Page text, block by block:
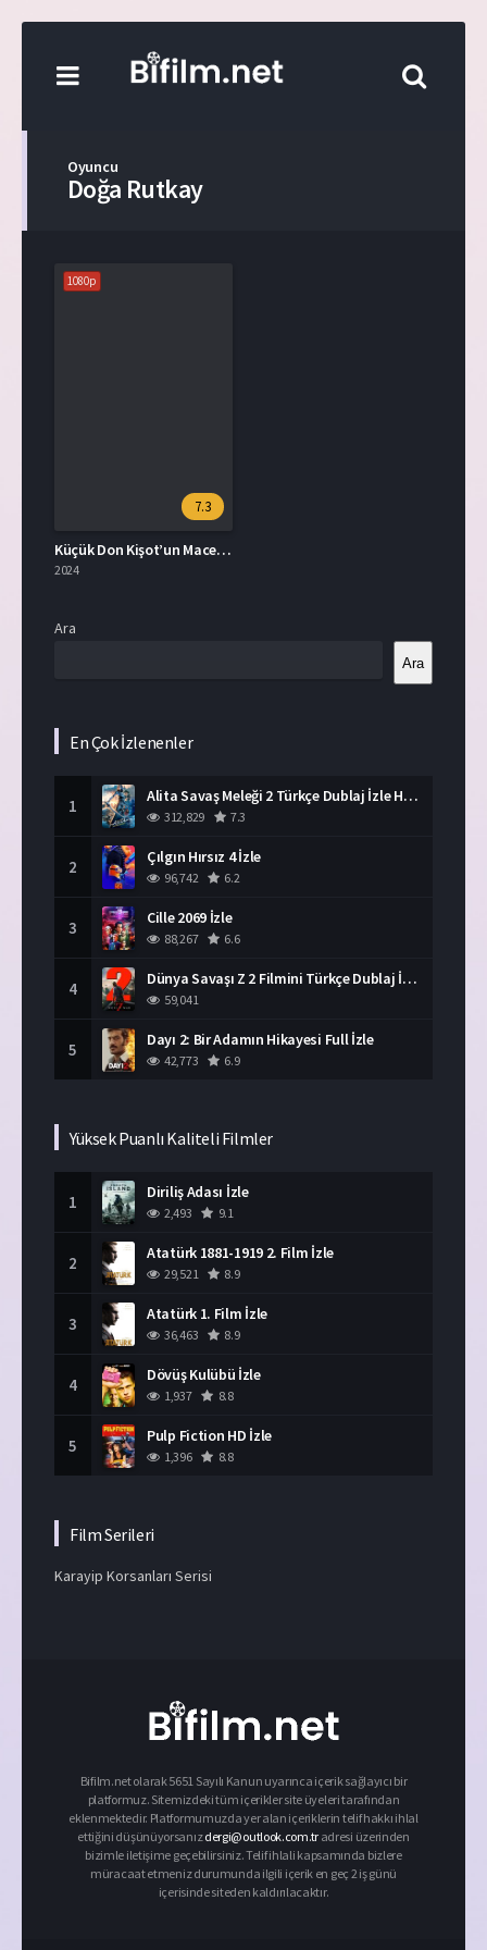
Oyuncu
Doğa Rutkay
1080p
7.3
Küçük Don Kişot’un Maceraları İzle
2024
Ara
Ara
En Çok İzlenenler
1 Alita Savaş Meleği 2 Türkçe Dublaj İzle HD Film
312,829 7.3
2 Çılgın Hırsız 4 İzle
96,742 6.2
3 Cille 2069 İzle
88,267 6.6
4 Dünya Savaşı Z 2 Filmini Türkçe Dublaj İzle
59,041
5 Dayı 2: Bir Adamın Hikayesi Full İzle
42,773 6.9
Yüksek Puanlı Kaliteli Filmler
1 Diriliş Adası İzle
2,493 9.1
2 Atatürk 1881-1919 2. Film İzle
29,521 8.9
3 Atatürk 1. Film İzle
36,463 8.9
4 Dövüş Kulübü İzle
1,937 8.8
5 Pulp Fiction HD İzle
1,396 8.8
Film Serileri
Karayip Korsanları Serisi
Bifilm.net olarak 5651 Sayılı Kanun uyarınca içerik sağlayıcı bir
platformuz. Sitemizdeki tüm içerikler site üyeleri tarafından
eklenmektedir. Platformumuzda yer alan içeriklerin telif hakkı ihlal
ettiğini düşünüyorsanızdergi@outlook.com.tr adresi üzerinden
bizimle iletişime geçebilirsiniz. Telif ihlali kapsamında bizlere
müracaat etmeniz durumunda ilgili içerik en geç 2 iş günü
içerisinde siteden kaldırılacaktır.